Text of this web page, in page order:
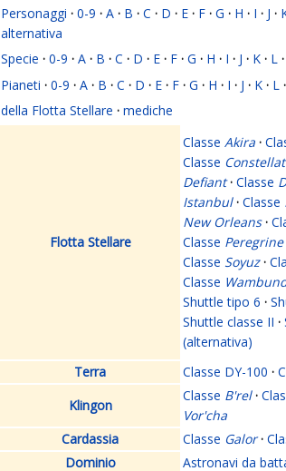
Personaggi · 0-9 · A · B · C · D · E · F · G · H · I · J ·
alternativa
Specie · 0-9 · A · B · C · D · E · F · G · H · I · J · K · L ·
Pianeti · 0-9 · A · B · C · D · E · F · G · H · I · J · K · L ·
della Flotta Stellare · mediche
Flotta Stellare
Classe Akira ·
Classe
Defiant · Classe
Istanbul · Classe
New Orleans ·
Classe Peregrine
Classe Soyuz ·
Classe
Shuttle tipo 6 ·
Shuttle classe II ·
(alternativa)
Terra
Classe DY-100 ·
Klingon
Classe B'rel ·
Vor'cha
Cardassia
Classe Galor ·
Dominio
Astronavi da